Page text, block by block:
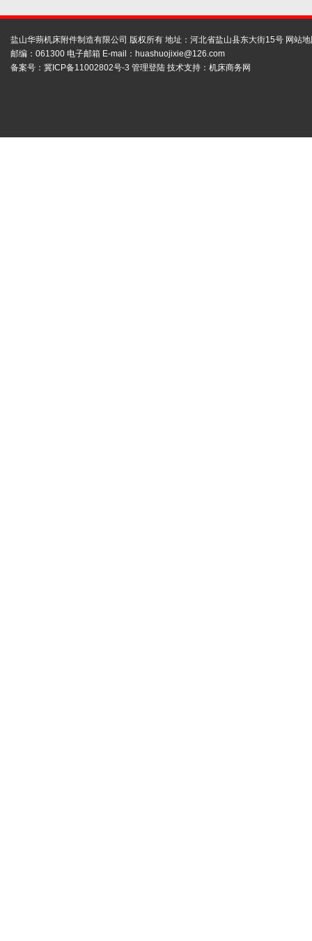
盐山华蒴机床附件制造有限公司 版权所有 地址：河北省盐山县东大街15号 网站
邮编：061300 电子邮箱 E-mail： huashuojixie@126.com
备案号： 冀ICP备11002802号-3 管理登陆 技术支持： 机床商务网